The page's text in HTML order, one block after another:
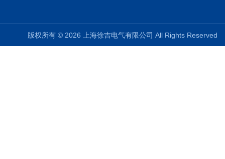
版权所有 © 2026 上海徐吉电气有限公司 All Rights